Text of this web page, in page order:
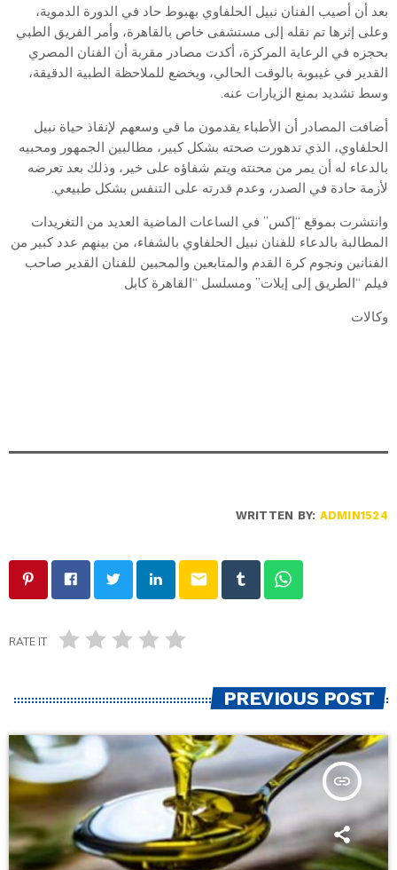
بعد أن أصيب الفنان نبيل الحلفاوي بهبوط حاد في الدورة الدموية،
وعلى إثرها تم نقله إلى مستشفى خاص بالقاهرة، وأمر الفريق الطبي
بحجزه في الرعاية المركزة، أكدت مصادر مقربة أن الفنان المصري
القدير في غيبوبة بالوقت الحالي، ويخضع للملاحظة الطبية الدقيقة،
وسط تشديد بمنع الزيارات عنه.
أضافت المصادر أن الأطباء يقدمون ما في وسعهم لإنقاذ حياة نبيل
الحلفاوي، الذي تدهورت صحته بشكل كبير، مطالبين الجمهور ومحبيه
بالدعاء له أن يمر من محنته ويتم شفاؤه على خير، وذلك بعد تعرضه
لأزمة حادة في الصدر، وعدم قدرته على التنفس بشكل طبيعي.
وانتشرت بموقع “إكس” في الساعات الماضية العديد من التغريدات
المطالبة بالدعاء للفنان نبيل الحلفاوي بالشفاء، من بينهم عدد كبير من
الفنانين ونجوم كرة القدم والمتابعين والمحبين للفنان القدير صاحب
فيلم “الطريق إلى إيلات” ومسلسل “القاهرة كابل
وكالات
WRITTEN BY: ADMIN1524
email
RATE IT
PREVIOUS POST
insert_link